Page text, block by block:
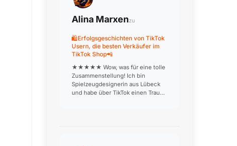
Alina Marxenzu
🛍️Erfolgsgeschichten von TikTok
Usern, die besten Verkäufer im
TikTok Shop📲
★★★★★ Wow, was für eine tolle
Zusammenstellung! Ich bin
Spielzeugdesignerin aus Lübeck
und habe über TikTok einen Traum